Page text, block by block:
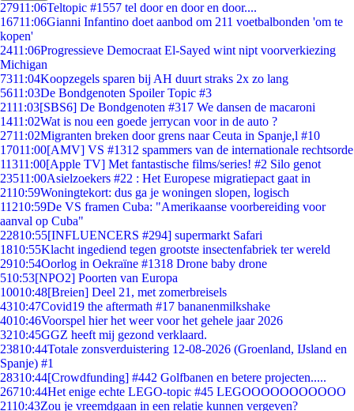
27911:06Teltopic #1557 tel door en door en door....
16711:06Gianni Infantino doet aanbod om 211 voetbalbonden 'om te
kopen'
2411:06Progressieve Democraat El-Sayed wint nipt voorverkiezing
Michigan
7311:04Koopzegels sparen bij AH duurt straks 2x zo lang
5611:03De Bondgenoten Spoiler Topic #3
2111:03[SBS6] De Bondgenoten #317 We dansen de macaroni
1411:02Wat is nou een goede jerrycan voor in de auto ?
2711:02Migranten breken door grens naar Ceuta in Spanje,l #10
17011:00[AMV] VS #1312 spammers van de internationale rechtsorde
11311:00[Apple TV] Met fantastische films/series! #2 Silo genot
23511:00Asielzoekers #22 : Het Europese migratiepact gaat in
2110:59Woningtekort: dus ga je woningen slopen, logisch
11210:59De VS framen Cuba: "Amerikaanse voorbereiding voor
aanval op Cuba"
22810:55[INFLUENCERS #294] supermarkt Safari
1810:55Klacht ingediend tegen grootste insectenfabriek ter wereld
2910:54Oorlog in Oekraïne #1318 Drone baby drone
510:53[NPO2] Poorten van Europa
10010:48[Breien] Deel 21, met zomerbreisels
4310:47Covid19 the aftermath #17 bananenmilkshake
4010:46Voorspel hier het weer voor het gehele jaar 2026
3210:45GGZ heeft mij gezond verklaard.
23810:44Totale zonsverduistering 12-08-2026 (Groenland, IJsland en
Spanje) #1
28310:44[Crowdfunding] #442 Golfbanen en betere projecten.....
26710:44Het enige echte LEGO-topic #45 LEGOOOOOOOOOOO
2110:43Zou je vreemdgaan in een relatie kunnen vergeven?